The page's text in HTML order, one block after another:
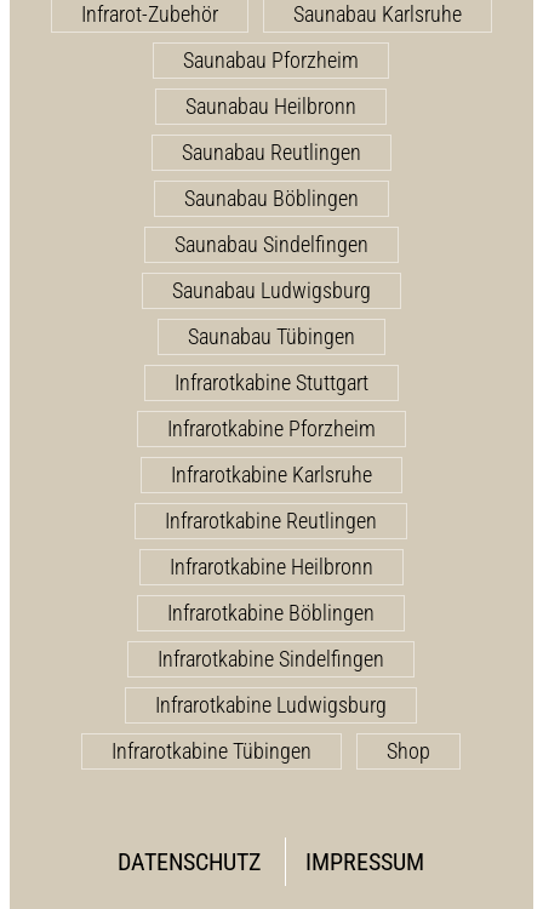
DATENSCHUTZ IMPRESSUM
Infrarot-Zubehör
Saunabau Karlsruhe
Saunabau Pforzheim
Saunabau Heilbronn
Saunabau Reutlingen
Saunabau Böblingen
Saunabau Sindelfingen
Saunabau Ludwigsburg
Saunabau Tübingen
Infrarotkabine Stuttgart
Infrarotkabine Pforzheim
Infrarotkabine Karlsruhe
Infrarotkabine Reutlingen
Infrarotkabine Heilbronn
Infrarotkabine Böblingen
Infrarotkabine Sindelfingen
Infrarotkabine Ludwigsburg
Infrarotkabine Tübingen
Shop